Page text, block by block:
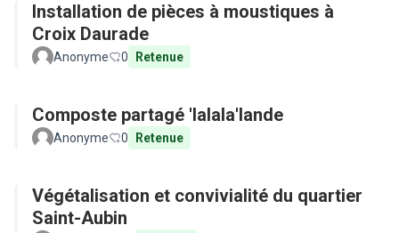
Installation de pièces à moustiques à
Croix Daurade
Anonyme 0 Retenue
Composte partagé 'lalala'lande
Anonyme 0 Retenue
Végétalisation et convivialité du quartier
Saint-Aubin